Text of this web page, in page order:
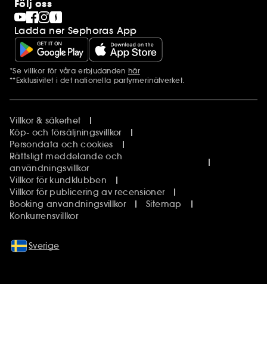
Följ oss
Ladda ner Sephoras App
Ytterligare information
*Se villkor för våra erbjudanden här
**Exklusivitet i det nationella parfymerinätverket.
Villkor & säkerhet
Köp- och försäljningsvillkor
Persondata och cookies
Rättsligt meddelande och
användningsvillkor
Villkor för kundklubben
Villkor för publicering av recensioner
Booking anvandningsvillkor
Sitemap
Konkurrensvillkor
Sverige